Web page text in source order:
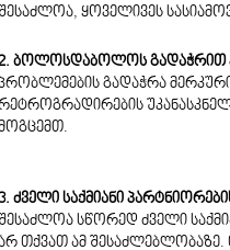
შესაძლოა, ყოველივეს
ბოლოსდაბოლოს გადაჭრით
გადაჭრა
ძველი საქმიანი
შესაძლოა სწორედ ძველი
თქვათ ამ